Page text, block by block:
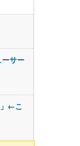
サー
」←こ